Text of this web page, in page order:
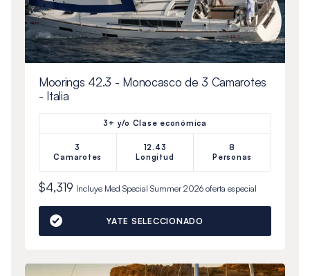
Moorings 42.3 - Monocasco de 3 Camarotes
- Italia
3+ y/o Clase económica
3
Camarotes
12.43
Longitud
8
Personas
$4,319 Incluye Med Special Summer 2026oferta especial
YATE SELECCIONADO